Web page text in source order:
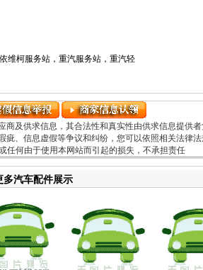
维柯服务站，重汽服务站，重汽轻
商及供求信息，其合法性和真实性由供求信息提供
疵、信息虚假等争议和纠纷，您可以依照相关法律
任何由于使用本网站而引起的损失，不承担责任
多汽车配件展示